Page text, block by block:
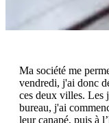
Ma société me
vendredi, j'ai donc
ces deux villes. Les
bureau, j'ai
leur canapé, puis à